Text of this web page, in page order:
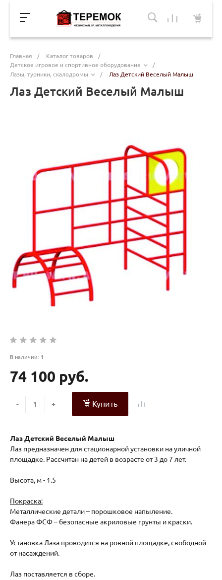
Главная / Каталог товаров
/
Детское игровое и спортивное оборудование
/
Лазы, турники, скалодромы
/ Лаз Детский Веселый Малыш
Лаз Детский Веселый Малыш
В наличии: 1
74 100 руб.
- + Купить
Лаз Детский Веселый Малыш
Лаз предназначен для стационарной установки на уличной
площадке. Рассчитан на детей в возрасте от 3 до 7 лет.
Высота, м - 1.5
Покраска:
Металлические детали – порошковое напыление.
Фанера ФСФ – безопасные акриловые грунты и краски.
Установка Лаза проводится на ровной площадке, свободной
от насаждений.
Лаз поставляется в сборе.